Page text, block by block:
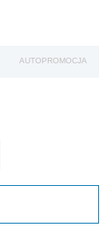
AUTOPROMOCJA